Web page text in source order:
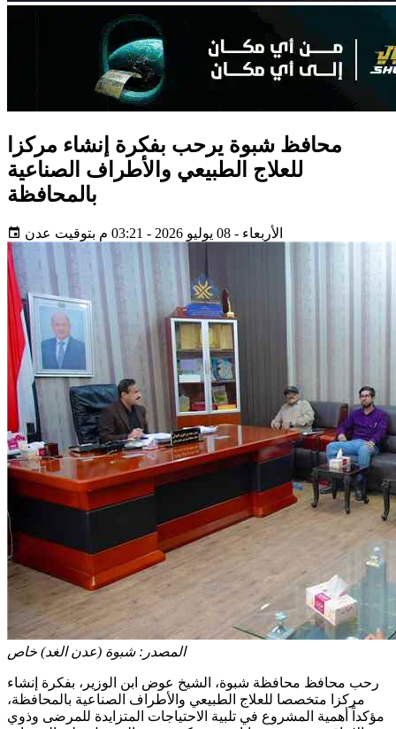
محافظ شبوة يرحب بفكرة إنشاء مركزا
للعلاج الطبيعي والأطراف الصناعية
بالمحافظة
الأربعاء - 08 يوليو 2026 - 03:21 م بتوقيت عدن
المصدر:شبوة (عدن الغد) خاص
رحب محافظ محافظة شبوة، الشيخ عوض ابن الوزير، بفكرة إنشاء
مركزا متخصصا للعلاج الطبيعي والأطراف الصناعية بالمحافظة،
مؤكداً أهمية المشروع في تلبية الاحتياجات المتزايدة للمرضى وذوي